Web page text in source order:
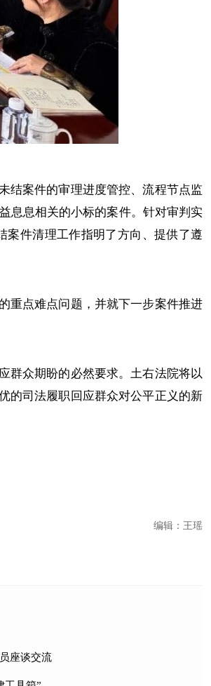
案件的审理进度管控、流程节点监
息息相关的小标的案件。针对审判实
案件清理工作指明了方向、提供了遵
点难点问题，并就下一步案件推进
众期盼的必然要求。土右法院将以
的司法履职回应群众对公平正义的新
编辑：王瑶
座谈交流